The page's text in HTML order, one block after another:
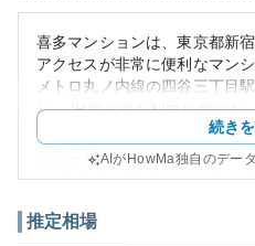
喜多マンションは、東京都新
アクセスが非常に便利なマン
メトロ丸ノ内線の四谷三丁目
り、JR総武線も利用可能です
に近く、交通の便が良いため
言えます。
新宿御苑や神宮外苑などの緑
続き
AIがHowMa独自のデー
推定相場